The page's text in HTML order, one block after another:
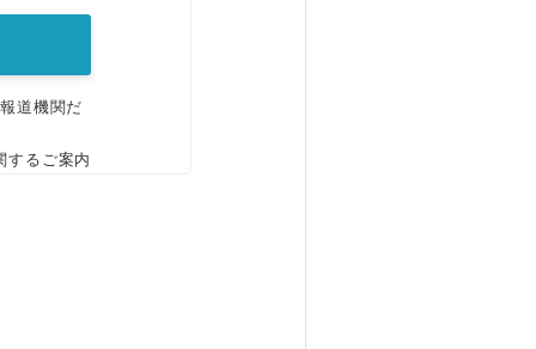
道機関だ
するご案内